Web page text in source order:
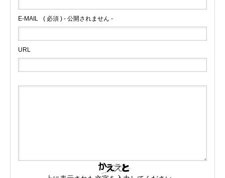
E-MAIL ( 必須 ) - 公開されません -
URL